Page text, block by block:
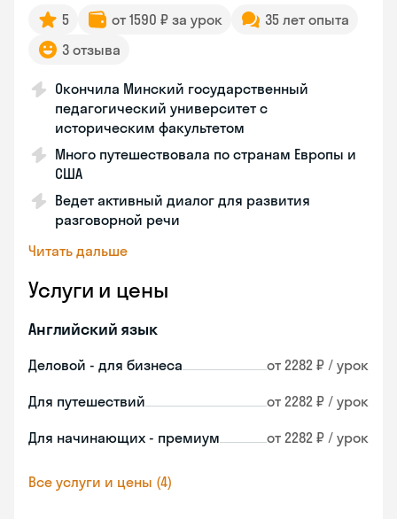
5 от 1590 ₽ за урок
35 лет опыта
3 отзыва
Окончила Минский государственный
педагогический университет с
историческим факультетом
Много путешествовала по странам Европы и
США
Ведет активный диалог для развития
разговорной речи
Читать дальше
Услуги и цены
Английский язык
Деловой - для бизнеса от 2282 ₽ / урок
Для путешествий от 2282 ₽ / урок
Для начинающих - премиум от 2282 ₽ / урок
Все услуги и цены (4)